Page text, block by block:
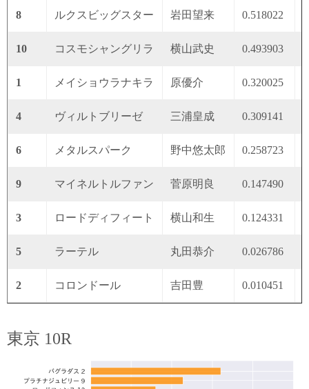
8 ルクスビッグスター 岩田望来 0.518022
10 コスモシャングリラ 横山武史 0.493903
1 メイショウラナキラ 原優介 0.320025
4 ヴィルトブリーゼ 三浦皇成 0.309141
6 メタルスパーク 野中悠太郎 0.258723
9 マイネルトルファン 菅原明良 0.147490
3 ロードディフィート 横山和生 0.124331
5 ラーテル 丸田恭介 0.026786
2 コロンドール 吉田豊 0.010451
東京 10R